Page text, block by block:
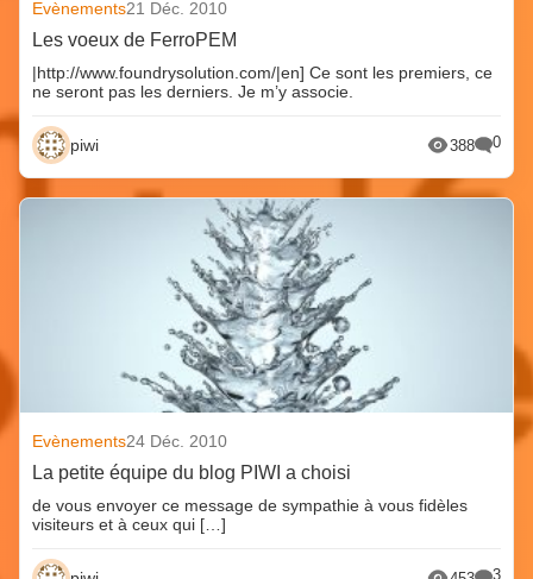
Evènements21 Déc. 2010
Les voeux de FerroPEM
|http://www.foundrysolution.com/|en] Ce sont les premiers, ce
ne seront pas les derniers. Je m’y associe.
piwi 388 0
Evènements24 Déc. 2010
La petite équipe du blog PIWI a choisi
de vous envoyer ce message de sympathie à vous fidèles
visiteurs et à ceux qui […]
3